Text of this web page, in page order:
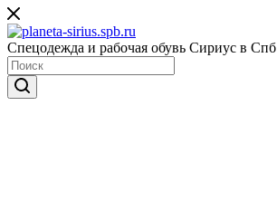
Спецодежда и рабочая обувь Сириус в Спб